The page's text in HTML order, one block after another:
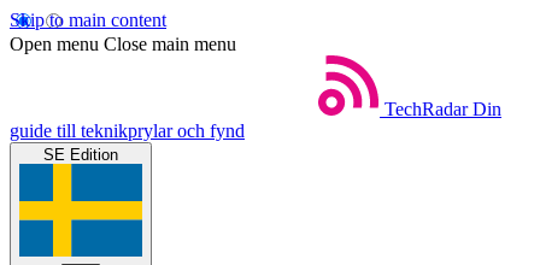
Skip to main content
Open menu Close main menu
TechRadar Din
guide till teknikprylar och fynd
SE Edition